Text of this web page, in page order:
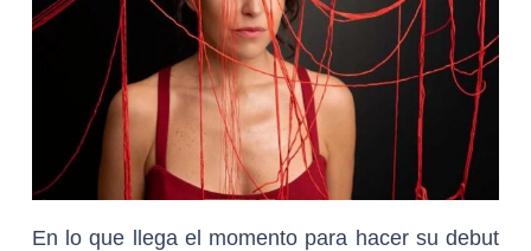
En lo que llega el momento para hacer su debut